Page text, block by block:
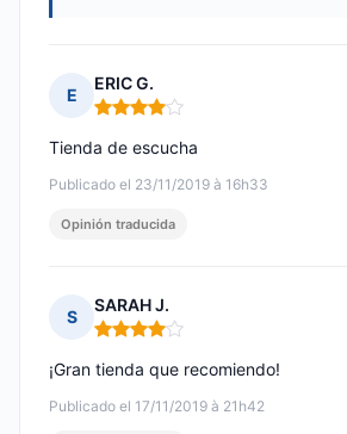
E
ERIC G.
Nota: 4 de 5
Publicado el 23/11/2019 à 16h33
Tienda de escucha
Opinión traducida
S
SARAH J.
Nota: 4 de 5
Publicado el 17/11/2019 à 21h42
¡Gran tienda que recomiendo!